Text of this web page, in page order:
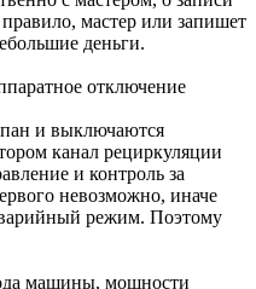
мастер или запишет
деньги.
отключение
и выключаются
канал рециркуляции
и контроль за
невозможно, иначе
режим. Поэтому
машины, мощности